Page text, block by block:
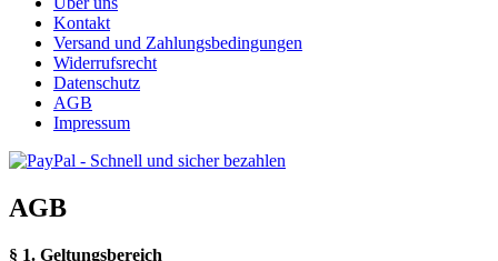
Kontakt
Versand und Zahlungsbedingungen
Widerrufsrecht
Datenschutz
AGB
Impressum
AGB
§ 1. Geltungsbereich